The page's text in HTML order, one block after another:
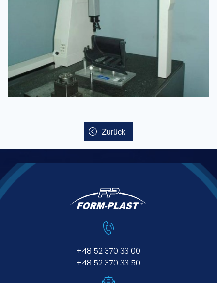
Zurück
+48 52 370 33 00
+48 52 370 33 50